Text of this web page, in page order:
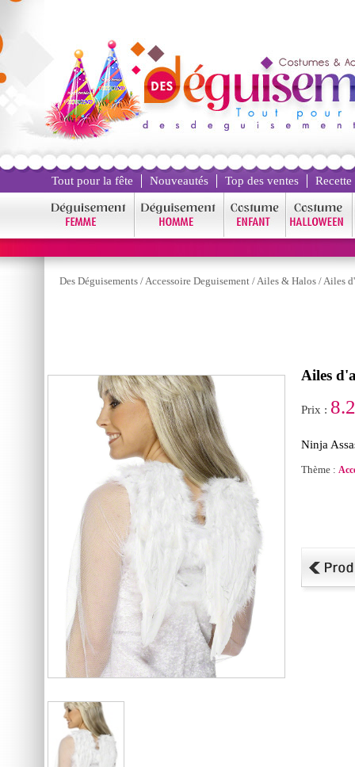
Tout pour la fête Nouveautés Top des ventes
Des Déguisements /Accessoire Deguisement /Ailes & Halos /Ailes
Ailes
Prix :
Ninja
Thème :